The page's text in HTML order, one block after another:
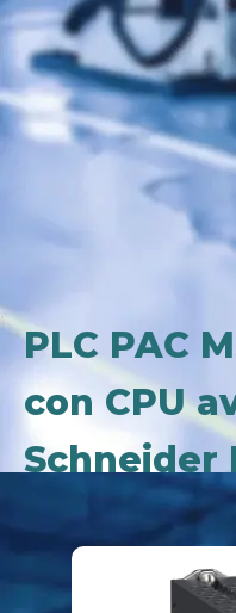
PLC PAC
con CPU
Schneider